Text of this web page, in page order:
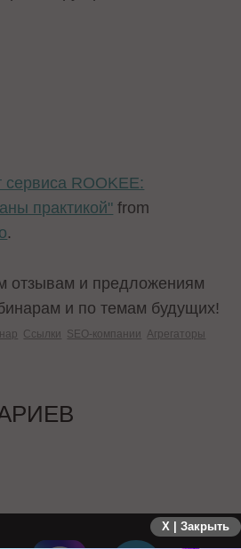
ROOKEE:
практикой" from
.
отзывам и предложениям
и по темам будущих!
Ссылки SEO-компании Агрегаторы
X | Закрыть